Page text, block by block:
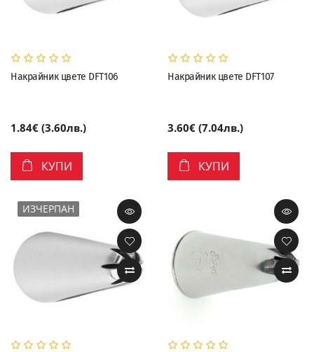
Накрайник цвете DFT106
1.84€ (3.60лв.)
КУПИ
Накрайник цвете DFT107
3.60€ (7.04лв.)
КУПИ
ИЗЧЕРПАН